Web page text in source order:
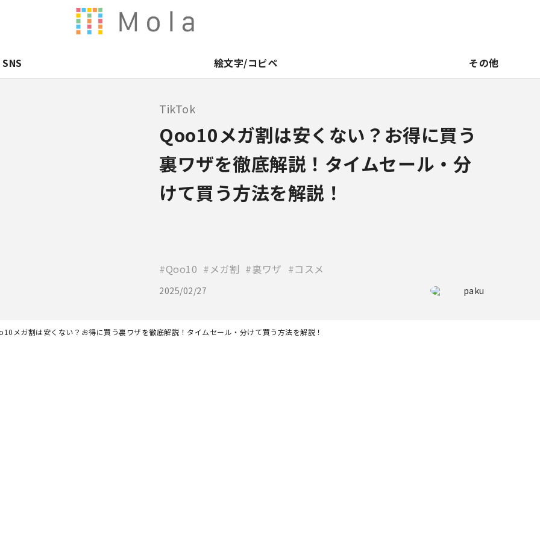
SNS 絵文字/コピペ その他
TikTok
Qoo10メガ割は安くない？お得に買う
裏ワザを徹底解説！タイムセール・分
けて買う方法を解説！
Qoo10 メガ割 裏ワザ コスメ
2025/02/27 paku
メガ割は安くない？お得に買う裏ワザを徹底解説！タイムセール・分けて買う方法を解説！